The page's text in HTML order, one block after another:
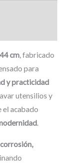
cm, fabricado
para
y practicidad
utensilios y
el acabado
.